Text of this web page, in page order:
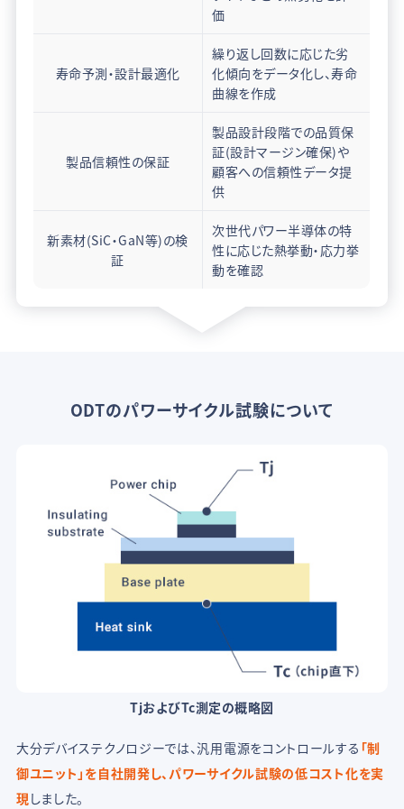
価
寿命予測・設計最適化
繰り返し回数に応じた劣
化傾向をデータ化し、寿命
曲線を作成
製品信頼性の保証
製品設計段階での品質保
証(設計マージン確保)や
顧客への信頼性データ提
供
新素材(SiC・GaN等)の検
証
次世代パワー半導体の特
性に応じた熱挙動・応力挙
動を確認
ODTのパワーサイクル試験について
TjおよびTc測定の概略図
大分デバイステクノロジーでは、汎用電源をコントロールする 「制
御ユニット」を自社開発し、パワーサイクル試験の低コスト化を実
現 しました。